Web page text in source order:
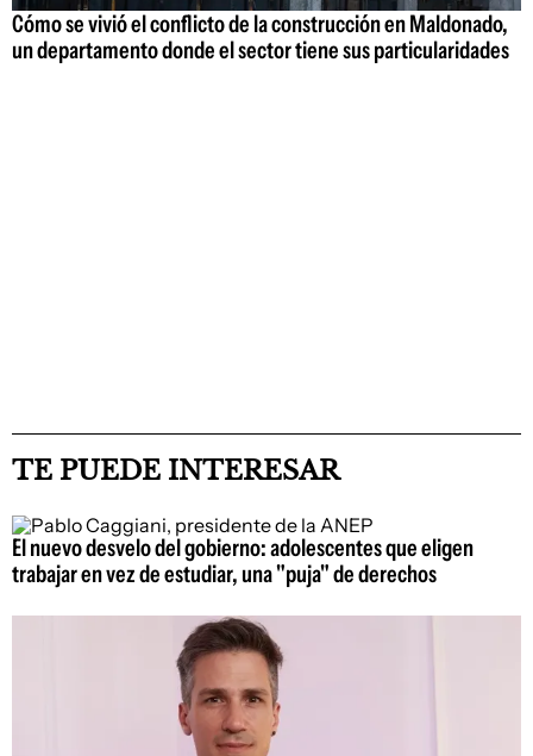
Cómo se vivió el conflicto de la construcción en Maldonado,
un departamento donde el sector tiene sus particularidades
TE PUEDE INTERESAR
El nuevo desvelo del gobierno: adolescentes que eligen
trabajar en vez de estudiar, una "puja" de derechos